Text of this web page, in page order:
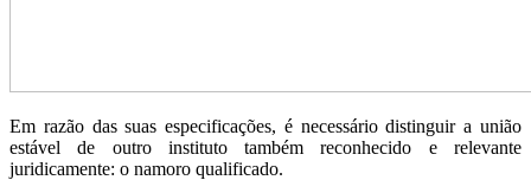
Em razão das suas especificações, é necessário distinguir a união
estável de outro instituto também reconhecido e relevante
juridicamente: o namoro qualificado.